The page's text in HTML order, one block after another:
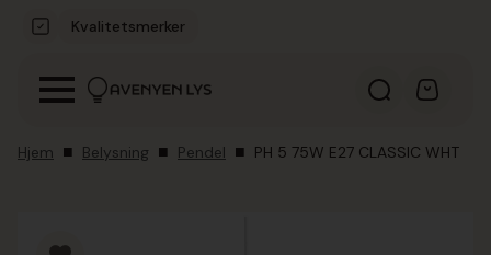
Kvalitetsmerker
Hjem Belysning Pendel PH 5 75W E27 CLASSIC WHT